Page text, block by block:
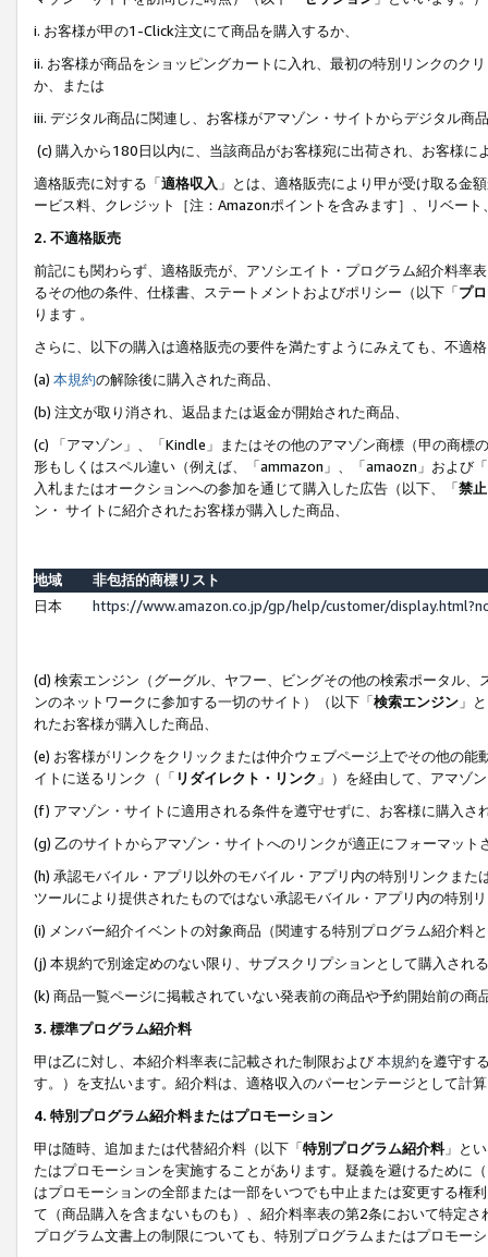
i. お客様が甲の1-Click注文にて商品を購入するか、
ii. お客様が商品をショッピングカートに入れ、最初の特別リンクのク
か、または
iii. デジタル商品に関連し、お客様がアマゾン・サイトからデジタル
(c) 購入から180日以内に、当該商品がお客様宛に出荷され、お客様
適格販売に対する「適格収入 」とは、適格販売により甲が受け取る金
ービス料、クレジット［注：Amazonポイントを含みます］、リベー
2. 不適格販売
前記にも関わらず、適格販売が、アソシエイト・プログラム紹介料率
るその他の条件、仕様書、ステートメントおよびポリシー（以下「プ
ります 。
さらに、以下の購入は適格販売の要件を満たすようにみえても、不適
(a) 本規約の解除後に購入された商品、
(b) 注文が取り消され、返品または返金が開始された商品、
(c) 「アマゾン」、「Kindle」またはその他のアマゾン商標（甲の商
形もしくはスペル違い（例えば、「ammazon」、「amaozn」および
入札またはオークションへの参加を通じて購入した広告（以下、「禁
ン・ サイトに紹介されたお客様が購入した商品、
地域
非包括的商標リスト
日本
https://www.amazon.co.jp/gp/help/customer/
(d) 検索エンジン（グーグル、ヤフー、ビングその他の検索ポータル
ンのネットワークに参加する一切のサイト）（以下「検索エンジン 」
れたお客様が購入した商品、
(e) お客様がリンクをクリックまたは仲介ウェブページ上でその他の
イトに送るリンク（「 リダイレクト・リンク 」）を経由して、アマゾ
(f) アマゾン・サイトに適用される条件を遵守せずに、お客様に購入さ
(g) 乙のサイトからアマゾン・サイトへのリンクが適正にフォーマッ
(h) 承認モバイル・アプリ以外のモバイル・アプリ内の特別リンクま
ツールにより提供されたものではない承認モバイル・アプリ内の特別
(i) メンバー紹介イベントの対象商品（関連する特別プログラム紹介料
(j) 本規約で別途定めのない限り、サブスクリプションとして購入され
(k) 商品一覧ページに掲載されていない発表前の商品や予約開始前の商
3. 標準プログラム紹介料
甲は乙に対し、本紹介料率表に記載された制限および本規約を遵守す
す。）を支払います。紹介料は、適格収入のパーセンテージとして計
4. 特別プログラム紹介料またはプロモーション
甲は随時、追加または代替紹介料（以下「特別プログラム紹介料」と
たはプロモーションを実施することがあります。疑義を避けるために
はプロモーションの全部または一部をいつでも中止または変更する権
て（商品購入を含まないものも）、紹介料率表の第2条において特定
プログラム文書上の制限についても、特別プログラムまたはプロモー